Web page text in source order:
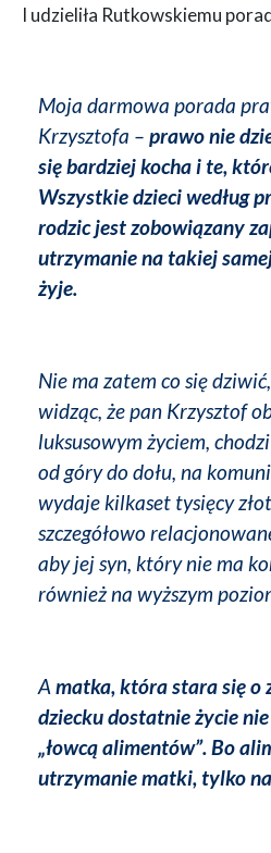
I udzieliła Rutkowskiemu
Moja darmowa porada
Krzysztofa – prawo nie
się bardziej kocha i te,
Wszystkie dzieci według
rodzic jest zobowiązany
utrzymanie na takiej
żyje.
Nie ma zatem co się
widząc, że pan Krzysztof
luksusowym życiem,
od góry do dołu, na
wydaje kilkaset tysięcy
szczegółowo
aby jej syn, który nie ma
również na wyższym
A matka, która stara się o
dziecku dostatnie życie
„łowcą alimentów”. Bo
utrzymanie matki, tylko